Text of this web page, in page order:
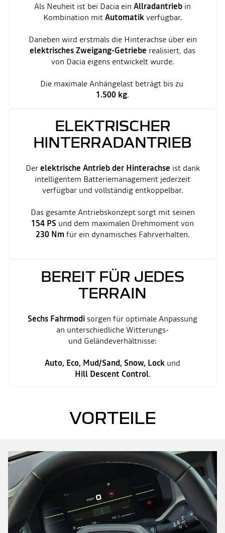
Als Neuheit ist bei Dacia ein Allradantrieb in
Kombination mitAutomatikverfügbar.
Daneben wird erstmals die Hinterachse über ein
elektrisches Zweigang-Getriebe realisiert, das
von Dacia eigens entwickelt wurde.
Die maximale Anhängelast beträgt bis zu
1.500 kg.
ELEKTRISCHER
HINTERRADANTRIEB
Derelektrische Antrieb der Hinterachse ist dank
intelligentem Batteriemanagement jederzeit
verfügbar und vollständig entkoppelbar.
Das gesamte Antriebskonzept sorgt mit seinen
154 PS und dem maximalen Drehmoment von
230 Nm für ein dynamisches Fahrverhalten.
BEREIT FÜR JEDES
TERRAIN
Sechs Fahrmodi sorgen für optimale Anpassung
an unterschiedliche Witterungs-
und Geländeverhältnisse:
Auto, Eco, Mud/Sand, Snow, Lock und
Hill Descent Control.
VORTEILE